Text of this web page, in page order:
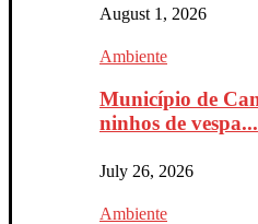
August 1, 2026
Ambiente
Município de
ninhos de vespa...
July 26, 2026
Ambiente